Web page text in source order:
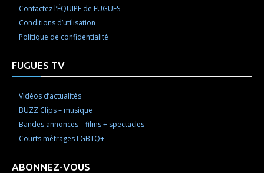
Contactez l’ÉQUIPE de FUGUES
Conditions d’utilisation
Politique de confidentialité
FUGUES TV
Vidéos d’actualités
BUZZ Clips – musique
Bandes annonces – films + spectacles
Courts métrages LGBTQ+
ABONNEZ-VOUS